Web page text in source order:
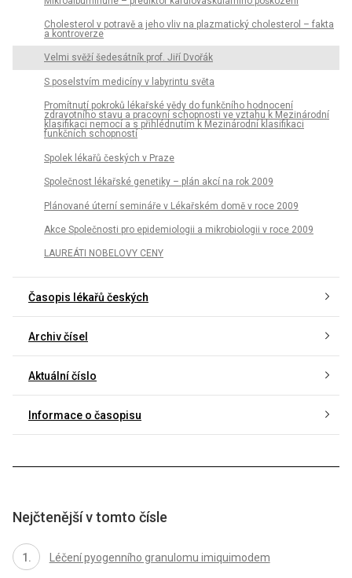
Cholesterol v potravě a jeho vliv na plazmatický cholesterol – fakta
a kontroverze
Velmi svěží šedesátník prof. Jiří Dvořák
S poselstvím medicíny v labyrintu světa
Promítnutí pokroků lékařské vědy do funkčního hodnocení
zdravotního stavu a pracovní schopnosti ve vztahu k Mezinárodní
klasifikaci nemocí a s přihlédnutím k Mezinárodní klasifikaci
funkčních schopností
Spolek lékařů českých v Praze
Společnost lékařské genetiky – plán akcí na rok 2009
Plánované úterní semináře v Lékařském domě v roce 2009
Akce Společnosti pro epidemiologii a mikrobiologii v roce 2009
LAUREÁTI NOBELOVY CENY
Časopis lékařů českých
Archiv čísel
Aktuální číslo
Informace o časopisu
Nejčtenější v tomto čísle
Léčení pyogenního granulomu imiquimodem